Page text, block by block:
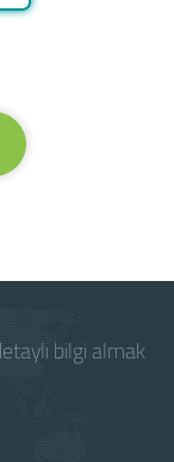
bilgi almak